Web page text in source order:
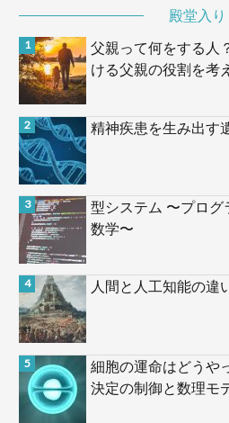
殿堂入り
父親って何をする人
ける父親の役割を考
精神疾患を生み出す
型システム 〜プログ
数学〜
人間と人工知能の違
細胞の運命はどうや
決定の制御と数理モ